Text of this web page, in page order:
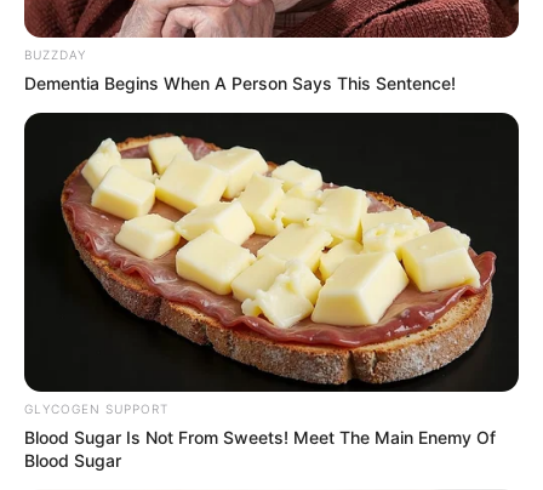
BUZZDAY
Dementia Begins When A Person Says This Sentence!
GLYCOGEN SUPPORT
Blood Sugar Is Not From Sweets! Meet The Main Enemy Of
Blood Sugar